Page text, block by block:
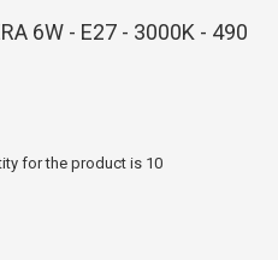
6W - E27 - 3000K - 490
for the product is 10